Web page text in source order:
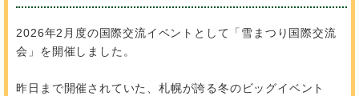
2026年2月度の国際交流イベントとして「雪まつり国際交流
会」を開催しました。
昨日まで開催されていた、札幌が誇る冬のビッグイベント